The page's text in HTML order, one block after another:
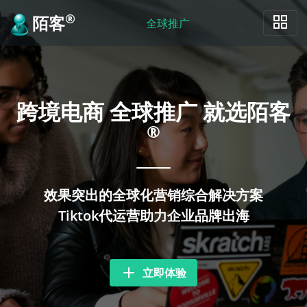
陌客® 全球推广
跨境电商 全球推广 就选陌客
®
效果突出的全球化营销综合解决方案
Tiktok代运营助力企业品牌出海
立即体验